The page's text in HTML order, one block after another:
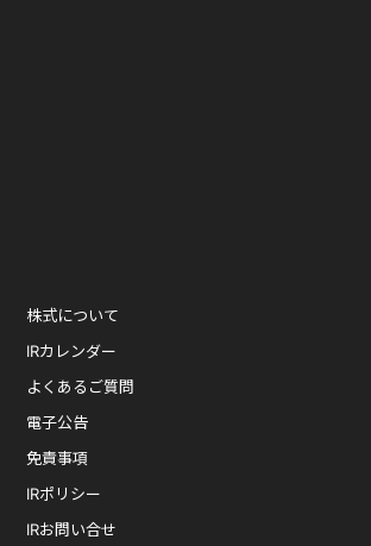
株式について
IRカレンダー
よくあるご質問
電子公告
免責事項
IRポリシー
IRお問い合せ